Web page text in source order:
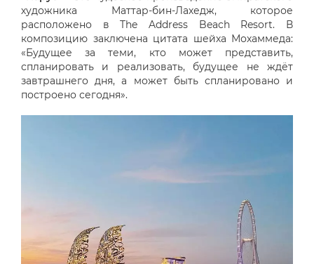
художника Маттар-бин-Лахедж, которое
расположено в The Address Beach Resort. В
композицию заключена цитата шейха Мохаммеда:
«Будущее за теми, кто может представить,
спланировать и реализовать, будущее не ждёт
завтрашнего дня, а может быть спланировано и
построено сегодня».